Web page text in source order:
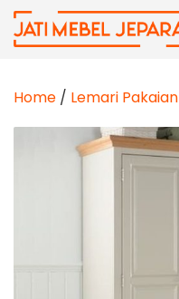
Skip
to
Home / Lemari Pakaian